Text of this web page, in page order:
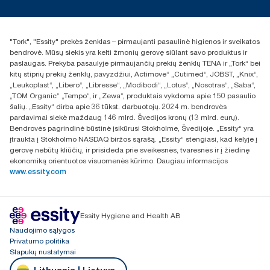
+370 5 268 3455
UAB Essity Lithuania
Naugarduko g. 98
LT-03160 Vilnius, Lietuva
"Tork", "Essity" prekės ženklas – pirmaujanti pasaulinė higienos ir sveikatos
bendrovė. Mūsų siekis yra kelti žmonių gerovę siūlant savo produktus ir
paslaugas. Prekyba pasaulyje pirmaujančių prekių ženklų TENA ir „Tork“ bei
kitų stiprių prekių ženklų, pavyzdžiui, Actimove“ „Cutimed“, JOBST, „Knix“,
„Leukoplast“, „Libero“, „Libresse“, „Modibodi“, „Lotus“, „Nosotras“, „Saba“,
„TOM Organic“ „Tempo“, ir „Zewa“, produktais vykdoma apie 150 pasaulio
šalių. „Essity“ dirba apie 36 tūkst. darbuotojų. 2024 m. bendrovės
pardavimai siekė maždaug 146 mlrd. Švedijos kronų (13 mlrd. eurų).
Bendrovės pagrindinė būstinė įsikūrusi Stokholme, Švedijoje. „Essity“ yra
įtraukta į Stokholmo NASDAQ biržos sąrašą. „Essity“ stengiasi, kad kelyje į
gerovę nebūtų kliūčių, ir prisideda prie sveikesnės, tvaresnės ir į žiedinę
ekonomiką orientuotos visuomenės kūrimo. Daugiau informacijos
www.essity.com
Essity Hygiene and Health AB
Naudojimo sąlygos
Privatumo politika
Slapukų nustatymai